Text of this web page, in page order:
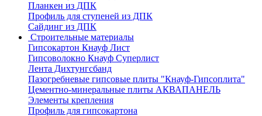
Планкен из ДПК
Профиль для ступеней из ДПК
Сайдинг из ДПК
Строительные материалы
Гипсокартон Кнауф Лист
Гипсоволокно Кнауф Суперлист
Лента Дихтунгсбанд
Пазогребневые гипсовые плиты "Кнауф-Гипсоплита"
Цементно-минеральные плиты АКВАПАНЕЛЬ
Элементы крепления
Профиль для гипсокартона